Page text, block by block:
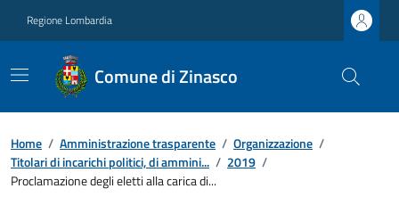
Regione Lombardia
Comune di Zinasco
Home / Amministrazione trasparente / Organizzazione /
Titolari di incarichi politici, di ammini... / 2019 /
Proclamazione degli eletti alla carica di...